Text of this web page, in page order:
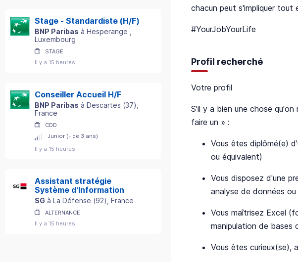
Stage - Standardiste (H/F)
BNP Paribas à Hesperange
Luxembourg
STAGE
Il y a 15 heures
Conseiller Accueil H/F
BNP Paribas à Descartes (37)
France
CDD
Junior (- de 3 ans)
Il y a 15 heures
Assistant stratégie
Système d'Information
SG à La Défense (92) , France
ALTERNANCE
Il y a 15 heures
chacun peut s'impliquer tout
#YourJobYourLife
Profil recherché
Votre profil
S'il y a bien une chose
faire un » :
Vous êtes diplômé(e)
ou équivalent)
Vous disposez d'une
analyse de données
Vous maîtrisez Excel
manipulation de bases
Vous êtes curieux(se),